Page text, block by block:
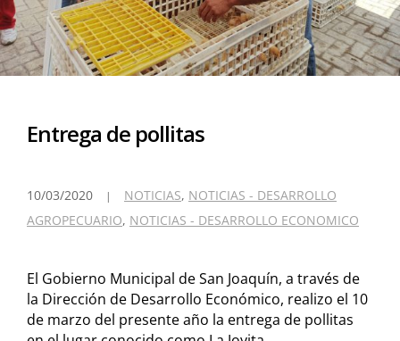
Entrega de pollitas
10/03/2020 NOTICIAS, NOTICIAS - DESARROLLO
AGROPECUARIO, NOTICIAS - DESARROLLO ECONOMICO
El Gobierno Municipal de San Joaquín, a través de
la Dirección de Desarrollo Económico, realizo el 10
de marzo del presente año la entrega de pollitas